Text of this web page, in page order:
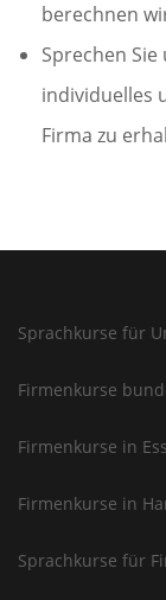
berechnen
Sprechen
individuelles
Firma zu
Sprachkurse für
Firmenkurse
Firmenkurse in
Firmenkurse in
Sprachkurse für